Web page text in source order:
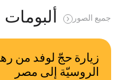
ألبومات جميع الصور
زيارة حجّ لوفد من
الروسيّة إلى مصر